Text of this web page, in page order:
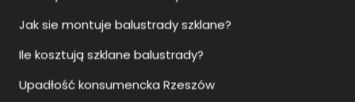
Jak sie montuje balustrady szklane?
Ile kosztują szklane balustrady?
Upadłość konsumencka Rzeszów